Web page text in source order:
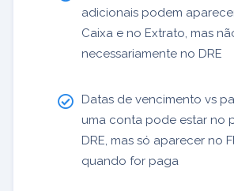
adicionais podem
Caixa e no Extrato, mas
necessariamente no DRE
Datas de vencimento vs
uma conta pode estar no
DRE, mas só aparecer no
quando for paga